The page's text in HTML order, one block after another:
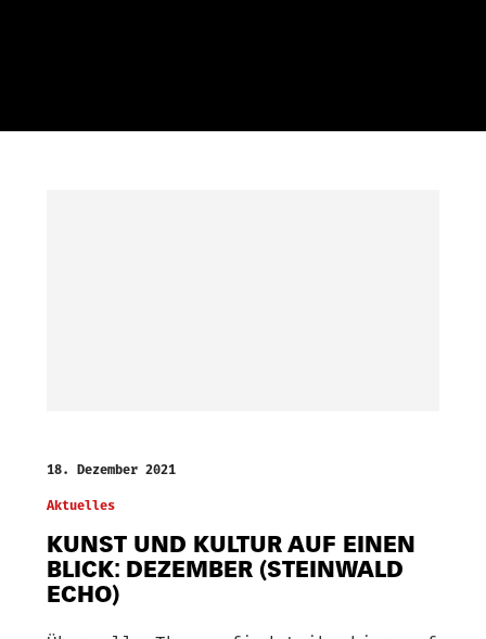
18. Dezember 2021
Aktuelles
KUNST UND KULTUR AUF EINEN
BLICK: DEZEMBER (STEINWALD
ECHO)